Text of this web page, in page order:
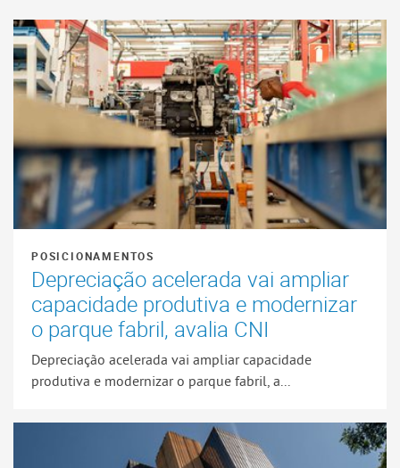
POSICIONAMENTOS
Depreciação acelerada vai ampliar
capacidade produtiva e modernizar
o parque fabril, avalia CNI
Depreciação acelerada vai ampliar capacidade
produtiva e modernizar o parque fabril, a...